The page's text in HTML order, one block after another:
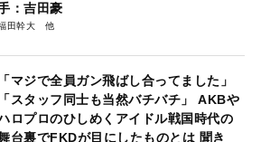
：吉田豪
田幹大
「マジで全員ガン飛ばし合ってました」
「スタッフ同士も当然バチバチ」 AKBや
ロプロのひしめくアイドル戦国時代の
台裏でFKDが目にしたものとは 聞き